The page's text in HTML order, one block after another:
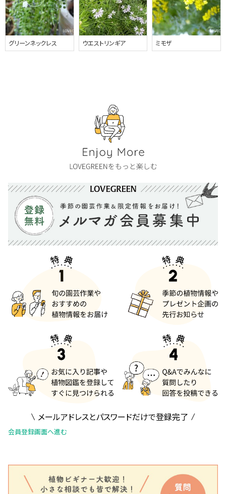
グリーンネックレス ウエストリンギア ミモザ
メールアドレスとパスワードだけで登録完了
会員登録画面へ進む